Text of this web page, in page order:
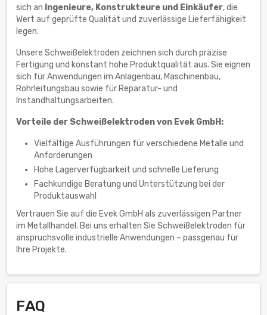
sich an Ingenieure, Konstrukteure und Einkäufer, die
Wert auf geprüfte Qualität und zuverlässige Lieferfähigkeit
legen.
Unsere Schweißelektroden zeichnen sich durch präzise
Fertigung und konstant hohe Produktqualität aus. Sie eignen
sich für Anwendungen im Anlagenbau, Maschinenbau,
Rohrleitungsbau sowie für Reparatur- und
Instandhaltungsarbeiten.
Vorteile der Schweißelektroden von Evek GmbH:
Vielfältige Ausführungen für verschiedene Metalle und
Anforderungen
Hohe Lagerverfügbarkeit und schnelle Lieferung
Fachkundige Beratung und Unterstützung bei der
Produktauswahl
Vertrauen Sie auf die Evek GmbH als zuverlässigen Partner
im Metallhandel. Bei uns erhalten Sie Schweißelektroden für
anspruchsvolle industrielle Anwendungen – passgenau für
Ihre Projekte.
FAQ